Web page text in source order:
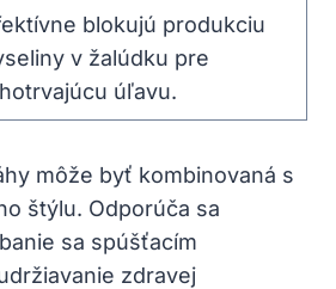
blokujú produkciu
v žalúdku pre
úľavu.
môže byť kombinovaná s
štýlu. Odporúča sa
sa spúšťacím
zdravej